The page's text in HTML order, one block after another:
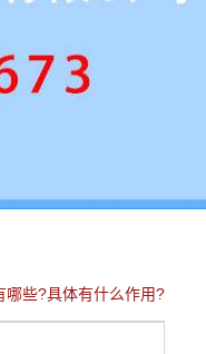
哪些?具体有什么作用?